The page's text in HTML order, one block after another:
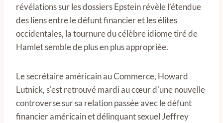
révélations sur les dossiers Epstein révèle l’étendue
des liens entre le défunt financier et les élites
occidentales, la tournure du célèbre idiome tiré de
Hamlet semble de plus en plus appropriée.
Le secrétaire américain au Commerce, Howard
Lutnick, s'est retrouvé mardi au cœur d'une nouvelle
controverse sur sa relation passée avec le défunt
financier américain et délinquant sexuel Jeffrey